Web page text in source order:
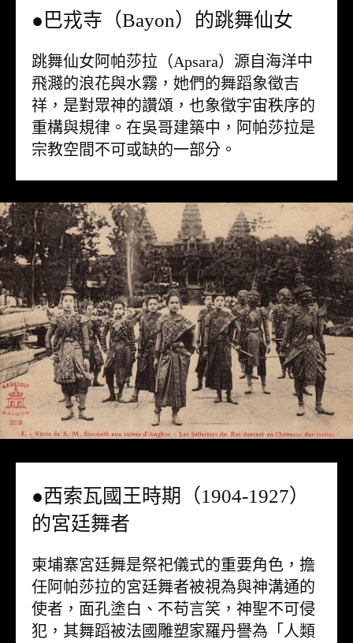
●巴戎寺（Bayon）的跳舞仙女
跳舞仙女阿帕莎拉（Apsara）源自海洋中
飛濺的浪花與水霧，她們的舞蹈象徵吉
祥，是對眾神的讚頌，也象徵宇宙秩序的
重構與規律。在吳哥建築中，阿帕莎拉是
宗教空間不可或缺的一部分。
●西索瓦國王時期（1904-1927）
的宮廷舞者
柬埔寨宮廷舞是祭祀儀式的重要角色，擔
任阿帕莎拉的宮廷舞者被視為與神溝通的
使者，面孔塗白、不苟言笑，神聖不可侵
犯，其舞蹈被法國雕塑家羅丹譽為「人類